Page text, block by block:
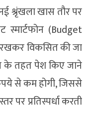
श्रृंखला खास तौर पर
(Budget
रखकर विकसित की जा
के तहत पेश किए जाने
से कम होगी, जिससे
पर प्रतिस्पर्धा करती